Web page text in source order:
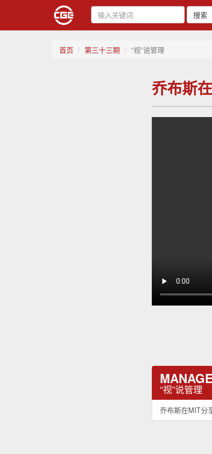
搜索
首页 第三十三期 “视”说管理
乔布斯
“视”说管理
乔布斯在MIT分